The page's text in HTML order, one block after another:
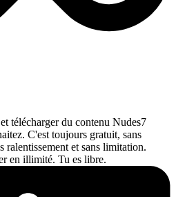
télécharger du contenu Nudes7
C'est toujours gratuit, sans
ralentissement et sans limitation.
en illimité. Tu es libre.